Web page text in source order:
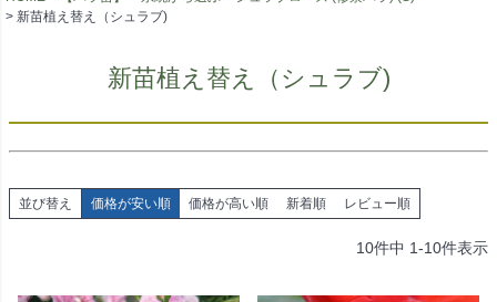
新苗植え替え（シュラブ)
新苗植え替え（シュラブ)
並び替え 価格が安い順 価格が高い順 新着順 レビュー順
10件中 1-10件表示